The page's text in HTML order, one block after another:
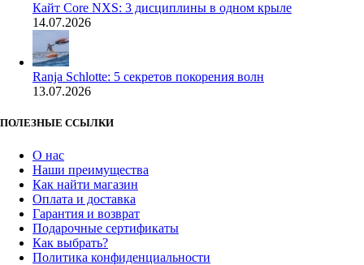
Кайт Core NXS: 3 дисциплины в одном крыле
14.07.2026
Ranja Schlotte: 5 секретов покорения волн
13.07.2026
ПОЛЕЗНЫЕ ССЫЛКИ
О нас
Наши преимущества
Как найти магазин
Оплата и доставка
Гарантия и возврат
Подарочные сертификаты
Как выбрать?
Политика конфиденциальности